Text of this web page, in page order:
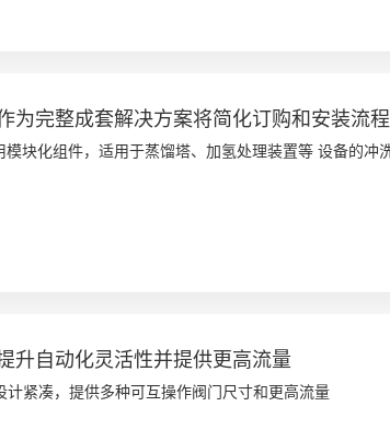
为完整成套解决方案将简化订购和安装流程
模块化组件，适用于蒸馏塔、加氢处理装置等 设备的冲
升自动化灵活性并提供更高流量
计紧凑，提供多种可互操作阀门尺寸和更高流量